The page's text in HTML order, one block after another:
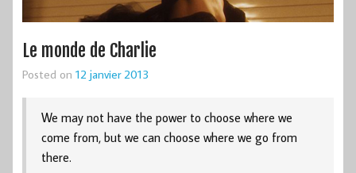
Le monde de Charlie
Posted on 12 janvier 2013
We may not have the power to choose where we
come from, but we can choose where we go from
there.